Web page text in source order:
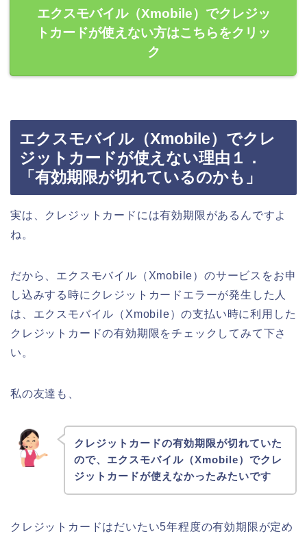
エクスモバイル（Xmobile）でクレジッ
トカードが使えない方はこちらをクリッ
ク
エクスモバイル（Xmobile）でクレ
ジットカードが使えない理由１．
「有効期限が切れているのかも」
実は、クレジットカードには有効期限があるんですよ
ね。
だから、エクスモバイル（Xmobile）のサービスをお申
し込みする時にクレジットカードエラーが発生した人
は、エクスモバイル（Xmobile）の支払い時に利用した
クレジットカードの有効期限をチェックしてみて下さ
い。
私の友達も、
クレジットカードの有効期限が切れていた
ので、エクスモバイル（Xmobile）でクレ
ジットカードが使えなかったみたいです
クレジットカードはだいたい5年程度の有効期限が定め